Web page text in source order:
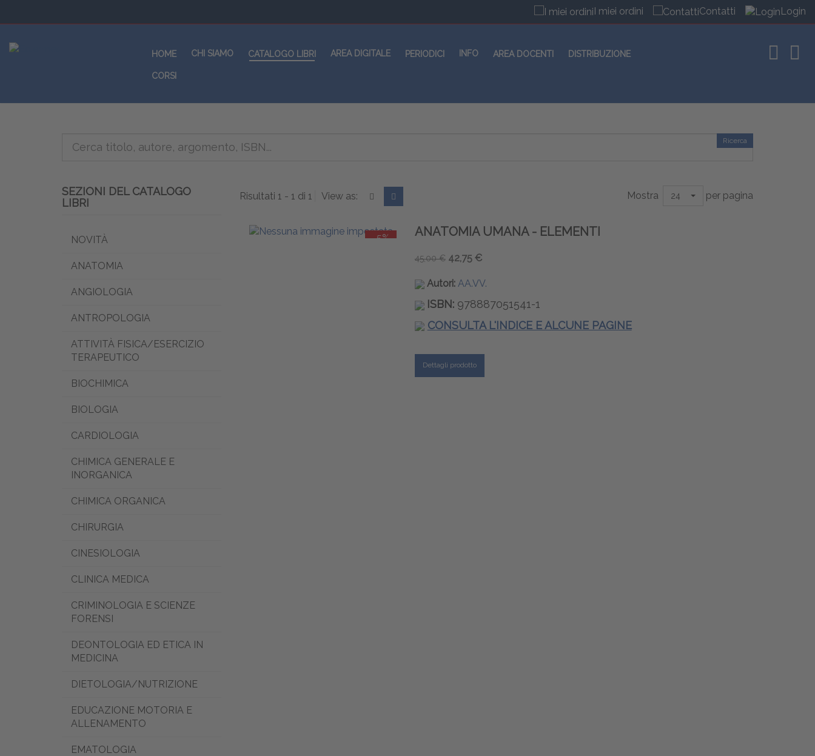
I miei ordini Contatti Login
HOME CHI SIAMO CATALOGO LIBRI AREA DIGITALE PERIODICI INFO AREA DOCENTI DISTRIBUZIONE
CORSI
Ricerca
Risultati 1 - 1 di 1 View as: Mostra 24 per pagina
-5% ANATOMIA UMANA - ELEMENTI
45,00 € 42,75 €
Autori: AA.VV.
ISBN:978887051541-1
CONSULTA L'INDICE E ALCUNE PAGINE
Dettagli prodotto
SEZIONI DEL CATALOGO
LIBRI
NOVITÀ
ANATOMIA
ANGIOLOGIA
ANTROPOLOGIA
ATTIVITÀ FISICA/ESERCIZIO
TERAPEUTICO
BIOCHIMICA
BIOLOGIA
CARDIOLOGIA
CHIMICA GENERALE E
INORGANICA
CHIMICA ORGANICA
CHIRURGIA
CINESIOLOGIA
CLINICA MEDICA
CRIMINOLOGIA E SCIENZE
FORENSI
DEONTOLOGIA ED ETICA IN
MEDICINA
DIETOLOGIA/NUTRIZIONE
EDUCAZIONE MOTORIA E
ALLENAMENTO
EMATOLOGIA